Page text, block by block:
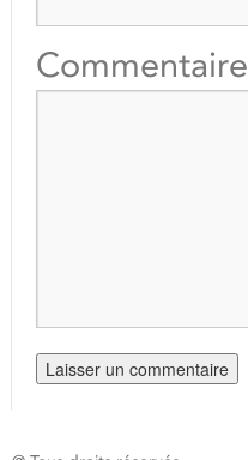
Commentaire